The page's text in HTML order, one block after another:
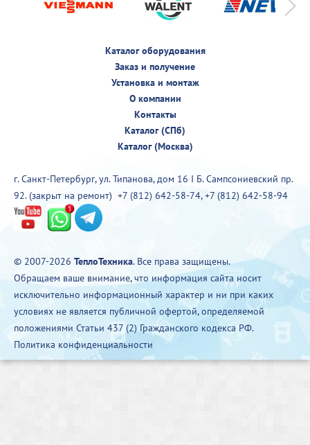
Каталог оборудования
Заказ и получение
Установка и монтаж
О компании
Контакты
Каталог (СПб)
Каталог (Москва)
г. Санкт-Петербург, ул. Типанова, дом 16 I Б. Сампсониевский пр.
92. (закрыт на ремонт) +7 (812) 642-58-74,+7 (812) 642-58-94
© 2007-2026 ТеплоТехника. Все права защищены.
Обращаем ваше внимание, что информация сайта носит
исключительно информационный характер и ни при каких
условиях не является публичной офертой, определяемой
положениями Статьи 437 (2) Гражданского кодекса РФ.
Политика конфиденциальности